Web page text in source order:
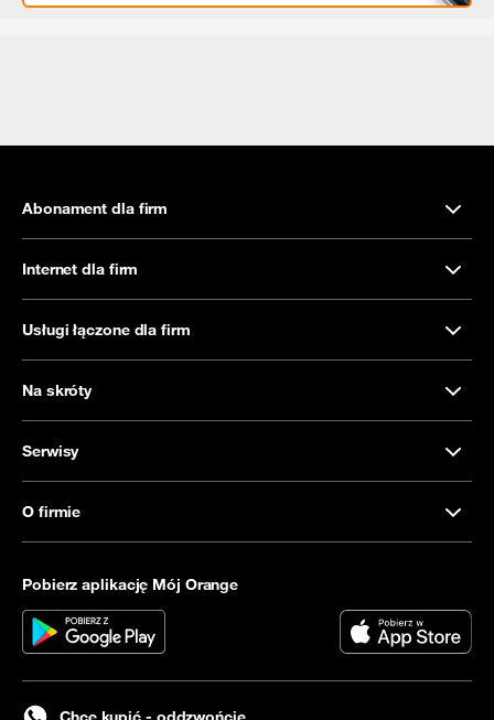
Abonament dla firm
Internet dla firm
Usługi łączone dla firm
Na skróty
Serwisy
O firmie
Pobierz aplikację Mój Orange